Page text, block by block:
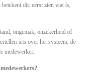
dit: eerst zien wat ís,
ongemak, onzekerheid of
iets over het systeem, de
medewerker.